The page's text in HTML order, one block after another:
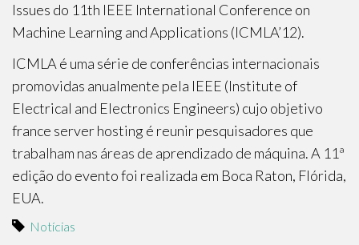
Issues do 11th IEEE International Conference on
Machine Learning and Applications (ICMLA’12).
ICMLA é uma série de conferências internacionais
promovidas anualmente pela IEEE (Institute of
Electrical and Electronics Engineers) cujo objetivo
france server hosting é reunir pesquisadores que
trabalham nas áreas de aprendizado de máquina. A 11ª
edição do evento foi realizada em Boca Raton, Flórida,
EUA.
Notícias